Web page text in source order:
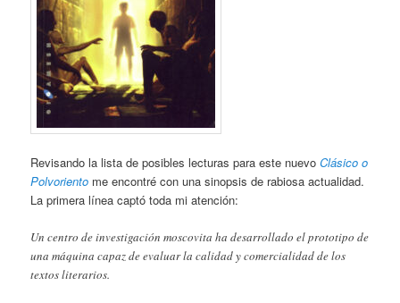
Revisando la lista de posibles lecturas para este nuevoClásico o
Polvoriento me encontré con una sinopsis de rabiosa actualidad.
La primera línea captó toda mi atención:
Un centro de investigación moscovita ha desarrollado el prototipo de
una máquina capaz de evaluar la calidad y comercialidad de los
textos literarios.